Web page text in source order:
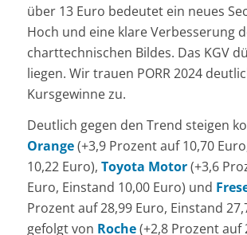
über 13 Euro bedeutet ein neues
Hoch und eine klare Verbesserung
charttechnischen Bildes. Das KGV
liegen. Wir trauen PORR 2024
Kursgewinne zu.
Deutlich gegen den Trend steigen
Orange(+3,9 Prozent auf 10,70
10,22 Euro), Toyota Motor(+3,6
Euro, Einstand 10,00 Euro) und
Prozent auf 28,99 Euro, Einstand
gefolgt von Roche(+2,8 Prozent auf